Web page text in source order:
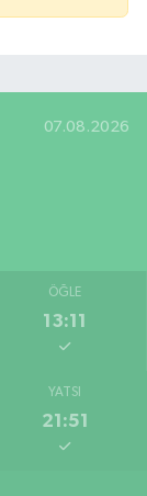
07.08.2026
ÖĞLE
13:11
YATSI
21:51